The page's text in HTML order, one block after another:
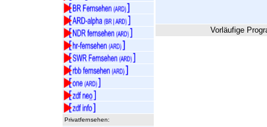
Privatfernsehen:
Vorläufige